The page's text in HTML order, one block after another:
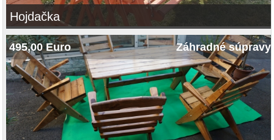
Hojdačka
495,00 Euro Záhradné súpravy